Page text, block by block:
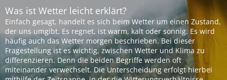
Was ist Wetter leicht erklärt?
Einfach gesagt, handelt es sich beim Wetter um einen Zustand,
der uns umgibt. Es regnet, ist warm, kalt oder sonnig. Es wird
häufig auch das Wetter morgen beschrieben. Bei dieser
Fragestellung ist es wichtig, zwischen Wetter und Klima zu
differenzieren. Denn die beiden Begriffe werden oft
miteinander verwechselt. Die Unterscheidung erfolgt hierbei